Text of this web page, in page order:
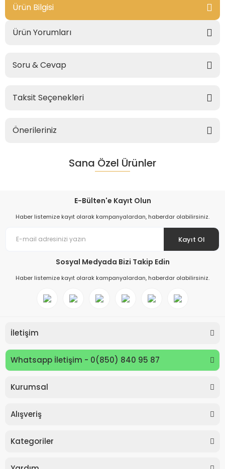
Ürün Bilgisi
Ürün Yorumları
Soru & Cevap
Taksit Seçenekleri
Önerileriniz
Sana Özel Ürünler
E-Bülten'e Kayıt Olun
Haber listemize kayıt olarak kampanyalardan, haberdar olabilirsiniz.
Kayıt Ol
Sosyal Medyada Bizi Takip Edin
Haber listemize kayıt olarak kampanyalardan, haberdar olabilirsiniz.
İletişim
Whatsapp İletişim - 0(850) 840 95 87
Kurumsal
Alışveriş
Kategoriler